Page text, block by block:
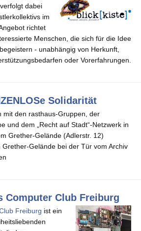
dabei
im
richtet
Menschen, die sich für die Idee
- unabhängig von Herkunft,
oder Vorerfahrungen.
Solidarität
mit den rasthaus-Gruppen, der
und dem „Recht auf Stadt“-Netzwerk in
Grether-Gelände (Adlerstr. 12)
Gelände bei der Tür vom Archiv
Computer Club Freiburg
Freiburg ist ein